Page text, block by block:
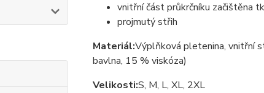
vnitřní část průkrčníku začištěna
projmutý střih
Materiál:Výplňková pletenina, vnitřní
bavlna, 15 % viskóza)
Velikosti:S, M, L, XL, 2XL